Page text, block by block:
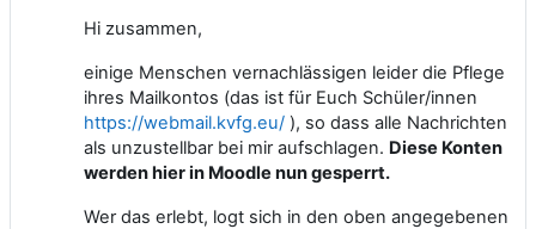
Hi zusammen,
einige Menschen vernachlässigen leider die Pflege
ihres Mailkontos (das ist für Euch Schüler/innen
https://webmail.kvfg.eu/ ), so dass alle Nachrichten
als unzustellbar bei mir aufschlagen. Diese Konten
werden hier in Moodle nun gesperrt.
Wer das erlebt, logt sich in den oben angegebenen